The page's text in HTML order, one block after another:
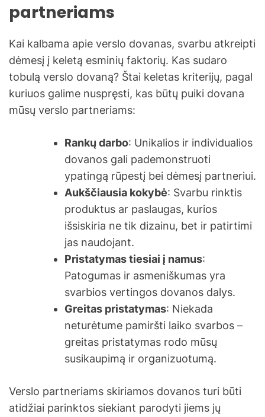
partneriams
Kai kalbama apie verslo dovanas, svarbu atkreipti
dėmesį į keletą esminių faktorių. Kas sudaro
tobulą verslo dovaną? Štai keletas kriterijų, pagal
kuriuos galime nuspręsti, kas būtų puiki dovana
mūsų verslo partneriams:
Rankų darbo: Unikalios ir individualios
dovanos gali pademonstruoti
ypatingą rūpestį bei dėmesį partneriui.
Aukščiausia kokybė: Svarbu rinktis
produktus ar paslaugas, kurios
išsiskiria ne tik dizainu, bet ir patirtimi
jas naudojant.
Pristatymas tiesiai į namus:
Patogumas ir asmeniškumas yra
svarbios vertingos dovanos dalys.
Greitas pristatymas: Niekada
neturėtume pamiršti laiko svarbos –
greitas pristatymas rodo mūsų
susikaupimą ir organizuotumą.
Verslo partneriams skiriamos dovanos turi būti
atidžiai parinktos siekiant parodyti jiems jų